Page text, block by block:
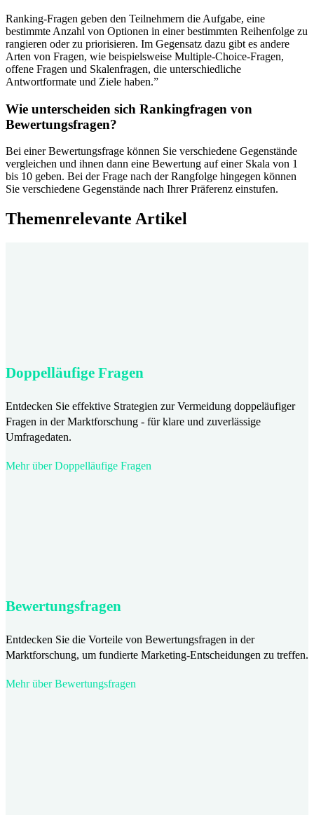
Ranking-Fragen geben den Teilnehmern die Aufgabe, eine
bestimmte Anzahl von Optionen in einer bestimmten Reihenfolge zu
rangieren oder zu priorisieren. Im Gegensatz dazu gibt es andere
Arten von Fragen, wie beispielsweise Multiple-Choice-Fragen,
offene Fragen und Skalenfragen, die unterschiedliche
Antwortformate und Ziele haben.”
Wie unterscheiden sich Rankingfragen von
Bewertungsfragen?
Bei einer Bewertungsfrage können Sie verschiedene Gegenstände
vergleichen und ihnen dann eine Bewertung auf einer Skala von 1
bis 10 geben. Bei der Frage nach der Rangfolge hingegen können
Sie verschiedene Gegenstände nach Ihrer Präferenz einstufen.
Themenrelevante Artikel
Doppelläufige Fragen
Entdecken Sie effektive Strategien zur Vermeidung doppeläufiger
Fragen in der Marktforschung - für klare und zuverlässige
Umfragedaten.
Mehr über Doppelläufige Fragen
Bewertungsfragen
Entdecken Sie die Vorteile von Bewertungsfragen in der
Marktforschung, um fundierte Marketing-Entscheidungen zu treffen.
Mehr über Bewertungsfragen